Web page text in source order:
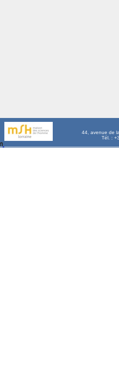
44, avenue de
Tél. :